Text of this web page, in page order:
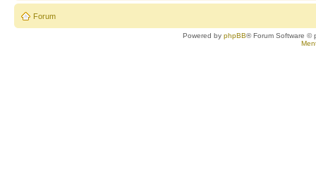
Forum
Powered byphpBB® Forum Software ©